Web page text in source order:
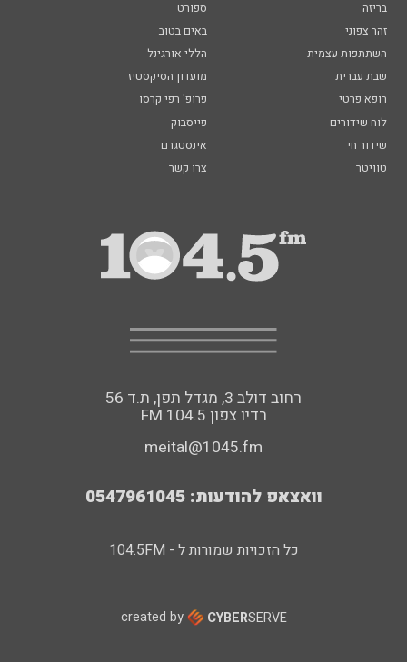
בריזה
ספורט
זהר צפוני
באים בטוב
השתתפות עצמית
הללי אורגינל
שבת עברית
מועדון הסיקסטיז
רופא פרטי
פרופ' רפי קרסו
לוח שידורים
פייסבוק
שידור חי
אינסטגרם
טוויטר
צרו קשר
רחוב דולב 3, מגדל תפן, ת.ד 56
FM רדיו צפון 104.5
meital@1045.fm
וואצאפ להודעות: 0547961045
כל הזכויות שמורות ל - 104.5FM
created by CYBERSERVE